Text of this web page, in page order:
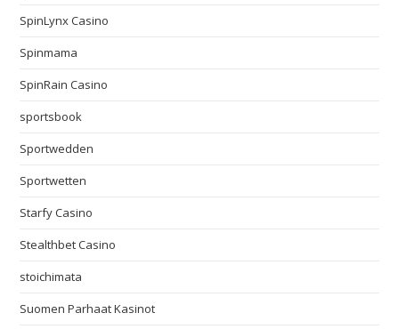
SpinLynx Casino
Spinmama
SpinRain Casino
sportsbook
Sportwedden
Sportwetten
Starfy Casino
Stealthbet Casino
stoichimata
Suomen Parhaat Kasinot